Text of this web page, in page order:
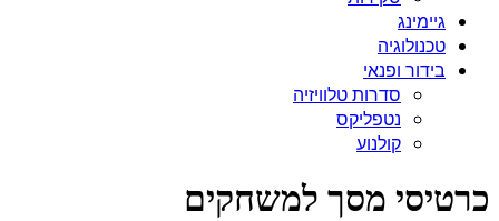
גיימינג
טכנולוגיה
בידור ופנאי
סדרות טלוויזיה
נטפליקס
קולנוע
כרטיסי מסך למשחקים